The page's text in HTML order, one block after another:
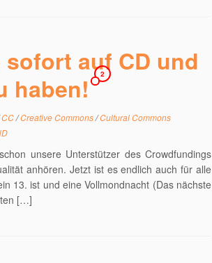
sofort auf CD und
haben!
2
CC/Creative Commons/Cultural Commons
unsere Unterstützer des Crowdfundings
anhören. Jetzt ist es endlich auch für alle
13. ist und eine Vollmondnacht (Das nächste
[…]